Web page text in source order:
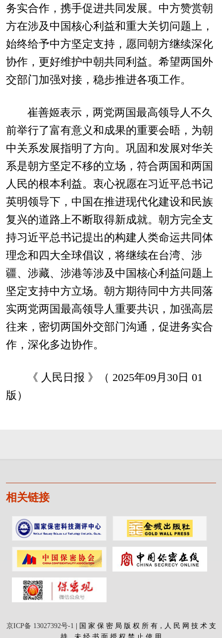
务实合作，携手促进共同发展。中方赞赏朝
方在涉及中国核心利益和重大关切问题上，
始终给予中方坚定支持，愿同朝方继续深化
协作，更好维护中朝共同利益。希望两国外
交部门加强对接，稳步推进各项工作。
崔善姬表示，两党两国最高领导人不久
前举行了富有意义和成果的重要会晤，为朝
中关系发展指明了方向。巩固和发展对华关
系是朝方坚定不移的立场，符合两国和两国
人民的根本利益。衷心祝愿在习近平总书记
英明领导下，中国在推进现代化建设和民族
复兴的道路上不断取得新成就。朝方完全支
持习近平总书记提出的构建人类命运共同体
理念和四大全球倡议，将继续在台湾、涉
疆、涉藏、涉港等涉及中国核心利益问题上
坚定支持中方立场。朝方期待同中方共同落
实两党两国最高领导人重要共识，加强高层
往来，密切两国外交部门沟通，促进务实合
作，深化多边协作。
《 人民日报 》（ 2025年09月30日 01
版）
相关链接
京ICP备 13027392号-1 | 国 家 保 密 局 版 权 所 有，人 民 网 技 术 支